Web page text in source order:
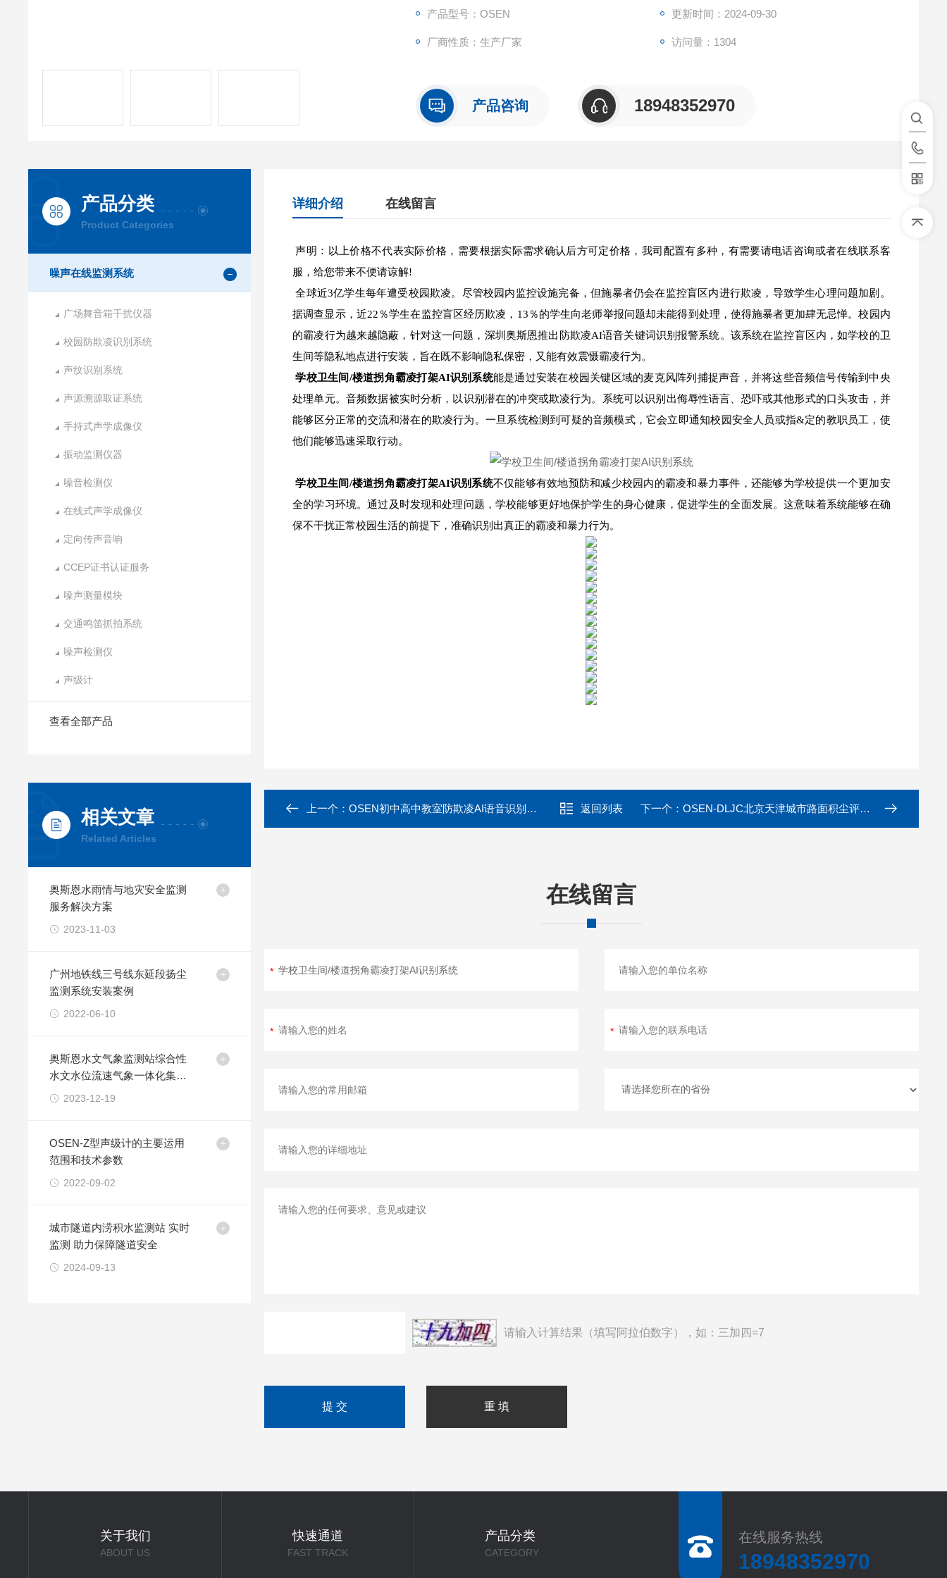
产品型号：OSEN 更新时间：2024-09-30
厂商性质：生产厂家 访问量：1304
产品咨询 18948352970
产品分类
Product Categories
噪声在线监测系统
广场舞音箱干扰仪器
校园防欺凌识别系统
声纹识别系统
声源溯源取证系统
手持式声学成像仪
振动监测仪器
噪音检测仪
在线式声学成像仪
定向传声音响
CCEP证书认证服务
噪声测量模块
交通鸣笛抓拍系统
噪声检测仪
声级计
查看全部产品
相关文章
Related Articles
奥斯恩水雨情与地灾安全监测
服务解决方案
2023-11-03
广州地铁线三号线东延段扬尘
监测系统安装案例
2022-06-10
奥斯恩水文气象监测站综合性
水文水位流速气象一体化集成
应用方案
2023-12-19
OSEN-Z型声级计的主要运用
范围和技术参数
2022-09-02
城市隧道内涝积水监测站 实时
监测 助力保障隧道安全
2024-09-13
详细介绍 在线留言
声明：以上价格不代表实际价格，需要根据实际需求确认后方可定价格，我司配置有多种，有需要请电话咨询或者在线联系客
服，给您带来不便请谅解!
全球近3亿学生每年遭受校园欺凌。尽管校园内监控设施完备，但施暴者仍会在监控盲区内进行欺凌，导致学生心理问题加剧。
据调查显示，近22％学生在监控盲区经历欺凌，13％的学生向老师举报问题却未能得到处理，使得施暴者更加肆无忌惮。校园内
的霸凌行为越来越隐蔽，针对这一问题，深圳奥斯恩推出防欺凌AI语音关键词识别报警系统。该系统在监控盲区内，如学校的卫
生间等隐私地点进行安装，旨在既不影响隐私保密，又能有效震慑霸凌行为。
学校卫生间/楼道拐角霸凌打架AI识别系统能是通过安装在校园关键区域的麦克风阵列捕捉声音，并将这些音频信号传输到中央
处理单元。音频数据被实时分析，以识别潜在的冲突或欺凌行为。系统可以识别出侮辱性语言、恐吓或其他形式的口头攻击，并
能够区分正常的交流和潜在的欺凌行为。一旦系统检测到可疑的音频模式，它会立即通知校园安全人员或指&定的教职员工，使
他们能够迅速采取行动。
学校卫生间/楼道拐角霸凌打架AI识别系统不仅能够有效地预防和减少校园内的霸凌和暴力事件，还能够为学校提供一个更加安
全的学习环境。通过及时发现和处理问题，学校能够更好地保护学生的身心健康，促进学生的全面发展。这意味着系统能够在确
保不干扰正常校园生活的前提下，准确识别出真正的霸凌和暴力行为。
上一个：OSEN初中高中教室防欺凌AI语音识别报警系统 返回列表 下一个： OSEN-DLJC北京天津城市路面积尘评估走航监测终端设备
在线留言
请输入计算结果（填写阿拉伯数字），如：三加四=7
关于我们
ABOUT US
快速通道
FAST TRACK
产品分类
CATEGORY
在线服务热线
18948352970